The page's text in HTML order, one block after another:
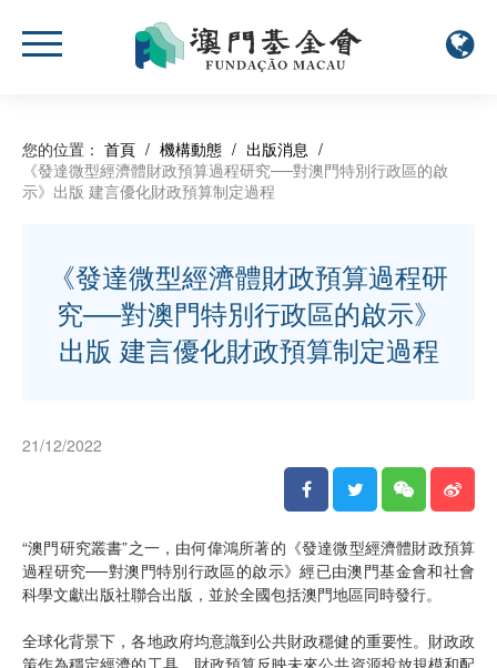
您的位置： 首頁 / 機構動態 / 出版消息 /
《發達微型經濟體財政預算過程研究──對澳門特別行政區的啟
示》出版 建言優化財政預算制定過程
《發達微型經濟體財政預算過程研
究──對澳門特別行政區的啟示》
出版 建言優化財政預算制定過程
21/12/2022
“澳門研究叢書”之一，由何偉鴻所著的《發達微型經濟體財政預算
過程研究──對澳門特別行政區的啟示》經已由澳門基金會和社會
科學文獻出版社聯合出版，並於全國包括澳門地區同時發行。
全球化背景下，各地政府均意識到公共財政穩健的重要性。財政政
策作為穩定經濟的工具，財政預算反映未來公共資源投放規模和配